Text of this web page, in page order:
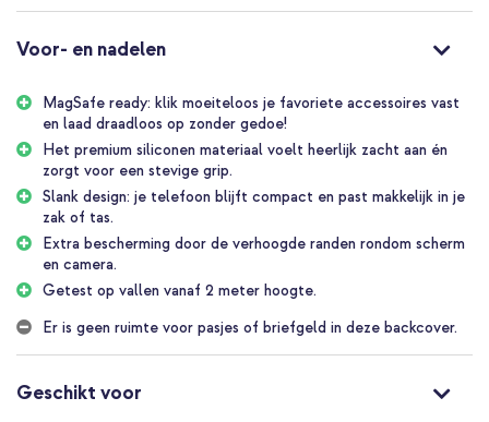
MagSafe-klik: sneller opladen en
accessoires gebruiken zonder
gedoe
De ingebouwde magneten laten je MagSafe-oplader en
accessoires precies op hun plek klikken. Zo verlopen draadloos
opladen en vastzetten van een wallet of houder soepel tijdens
dagelijkse routines zoals onderweg opladen of snel betalen aan de
kassa.
Voor wie is dit product geschikt?
zachte backcover met sterke grip en MagSafe-functionaliteit. Hij
is minder geschikt als je maximale schokabsorptie zoekt voor
Waarom kiezen voor de iDeal of
Voor- en nadelen
MagSafe ready: klik moeiteloos je favoriete accessoires vast
en laad draadloos op zonder gedoe!
Het premium siliconen materiaal voelt heerlijk zacht aan én
zorgt voor een stevige grip.
Slank design: je telefoon blijft compact en past makkelijk in je
zak of tas.
Extra bescherming door de verhoogde randen rondom scherm
en camera.
Getest op vallen vanaf 2 meter hoogte.
Er is geen ruimte voor pasjes of briefgeld in deze backcover.
Geschikt voor